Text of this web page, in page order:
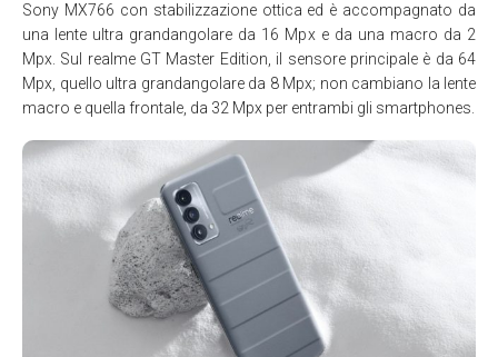
Sony MX766 con stabilizzazione ottica ed è accompagnato da
una lente ultra grandangolare da 16 Mpx e da una macro da 2
Mpx. Sul realme GT Master Edition, il sensore principale è da 64
Mpx, quello ultra grandangolare da 8 Mpx; non cambiano la lente
macro e quella frontale, da 32 Mpx per entrambi gli smartphones.